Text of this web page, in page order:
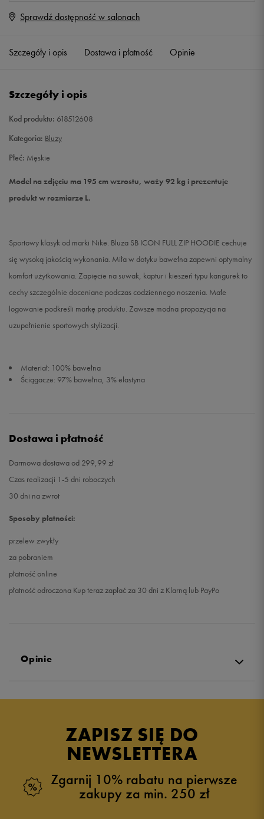
XL Powiadom o dostępności
XXL Powiadom o dostępności
Sprawdź dostępność w salonach
Szczegóły i opis Dostawa i płatność Opinie
Szczegóły i opis
Kod produktu: 618512608
Kategoria: Bluzy
Płeć: Męskie
Model na zdjęciu ma 195 cm wzrostu, waży 92 kg i prezentuje
produkt w rozmiarze L.
Sportowy klasyk od marki Nike. Bluza SB ICON FULL ZIP HOODIE cechuje
się wysoką jakością wykonania. Miła w dotyku bawełna zapewni optymalny
komfort użytkowania. Zapięcie na suwak, kaptur i kieszeń typu kangurek to
cechy szczególnie doceniane podczas codziennego noszenia. Małe
logowanie podkreśli markę produktu. Zawsze modna propozycja na
uzupełnienie sportowych stylizacji.
Materiał: 100% bawełna
Ściągacze: 97% bawełna, 3% elastyna
Dostawa i płatność
Darmowa dostawa od 299,99 zł
Czas realizacji 1-5 dni roboczych
30 dni na zwrot
Sposoby płatności:
przelew zwykły
za pobraniem
płatność online
płatność odroczona Kup teraz zapłać za 30 dni z Klarną lub PayPo
Opinie
ZAPISZ SIĘ DO
NEWSLETTERA
Zgarnij 10% rabatu na pierwsze
zakupy za min. 250 zł